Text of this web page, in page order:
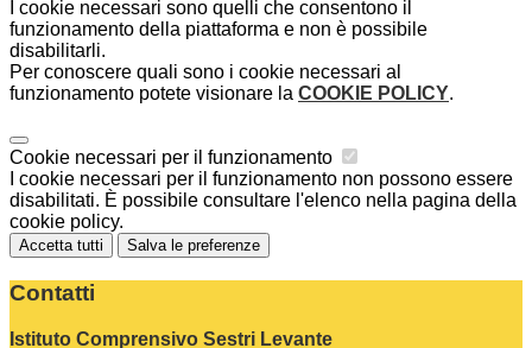
I cookie necessari sono quelli che consentono il
funzionamento della piattaforma e non è possibile
disabilitarli.
Per conoscere quali sono i cookie necessari al
funzionamento potete visionare la COOKIE POLICY.
Cookie necessari per il funzionamento
I cookie necessari per il funzionamento non possono essere
disabilitati. È possibile consultare l'elenco nella pagina della
cookie policy.
Accetta tutti Salva le preferenze
Contatti
Istituto Comprensivo Sestri Levante